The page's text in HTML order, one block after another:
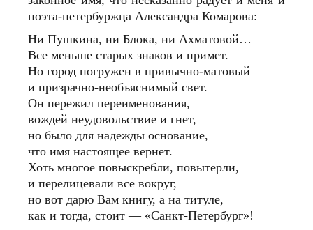
поэта-петербуржца Александра Комарова:
Ни Пушкина, ни Блока, ни Ахматовой…
Все меньше старых знаков и примет.
Но город погружен в привычно-матовый
и призрачно-необъяснимый свет.
Он пережил переименования,
вождей неудовольствие и гнет,
но было для надежды основание,
что имя настоящее вернет.
Хоть многое повыскребли, повытерли,
и перелицевали все вокруг,
но вот дарю Вам книгу, а на титуле,
как и тогда, стоит — «Санкт-Петербург»!